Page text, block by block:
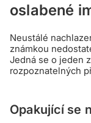
oslabené
Neustálé
známkou
Jedná se o jeden
rozpoznatelných
Opakující se